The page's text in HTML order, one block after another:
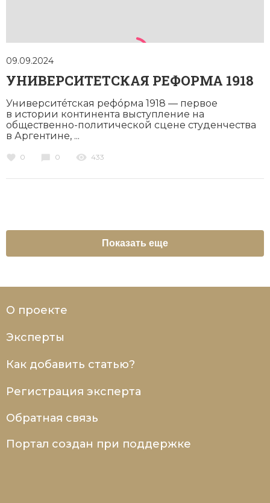
09.09.2024
УНИВЕРСИТЕТСКАЯ РЕФОРМА 1918
Университéтская рефóрма 1918 — первое
в истории континента выступление на
общественно-политической сцене студенчества
в Аргентине, ...
0 0 433
Показать еще
О проекте
Эксперты
Как добавить статью?
Регистрация эксперта
Обратная связь
Портал создан при поддержке